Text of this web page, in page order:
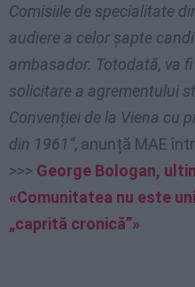
Comisiile de specialitate
audiere a celor șapte
ambasador. Totodată, va
solicitare a agrementului
Convenției de la Viena cu
din 1961”, anunță MAE
>>> George Bologan,
«Comunitatea nu este
„caprită cronică”»